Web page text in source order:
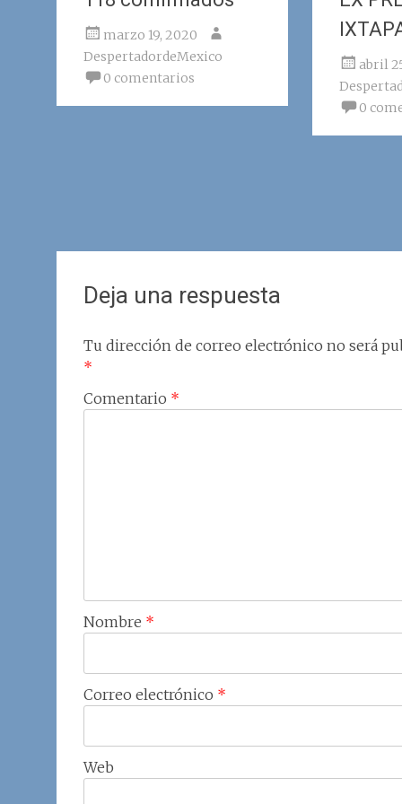
marzo 19, 2020
DespertadordeMexico
0 comentarios
abril
0
Deja una respuesta
Tu dirección de correo electrónico no será
*
Comentario *
Nombre *
Correo electrónico *
Web